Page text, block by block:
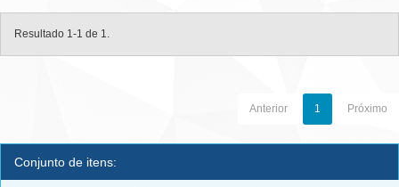
Resultado 1-1 de 1.
Anterior 1 Próximo
Conjunto de itens: